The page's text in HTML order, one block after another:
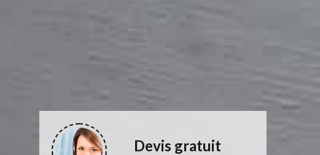
Devis gratuit